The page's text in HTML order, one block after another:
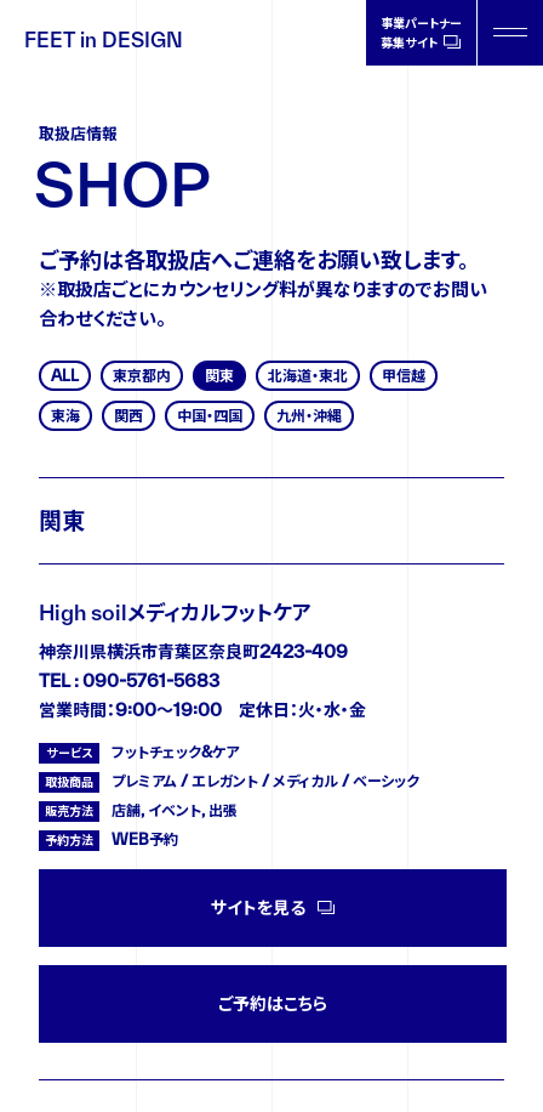
FEET in DESIGN
事業パートナー
募集サイト
DESIGN
製品情報
オーソティクスについて
ドクターの声
ニュース
イベント
資料ダウンロード
ご購入をご検討の方
取扱店情報
SHOP
ご予約は各取扱店へご連絡をお願い致します。
※取扱店ごとにカウンセリング料が異なりますのでお問い
合わせください。
ALL 東京都内 関東 北海道・東北 甲信越
東海 関西 中国・四国 九州・沖縄
関東
High soilメディカルフットケア
神奈川県横浜市青葉区奈良町2423-409
TEL : 090-5761-5683
営業時間：9:00〜19:00 定休日：火・水・金
サービス フットチェック&ケア
取扱商品 プレミアム / エレガント / メディカル / ベーシック
販売方法 店舗, イベント, 出張
予約方法 WEB予約
サイトを見る
ご予約はこちら